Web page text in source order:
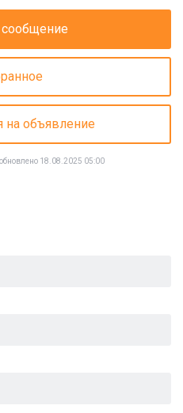
сообщение
на объявление
18.08.2025 05:00